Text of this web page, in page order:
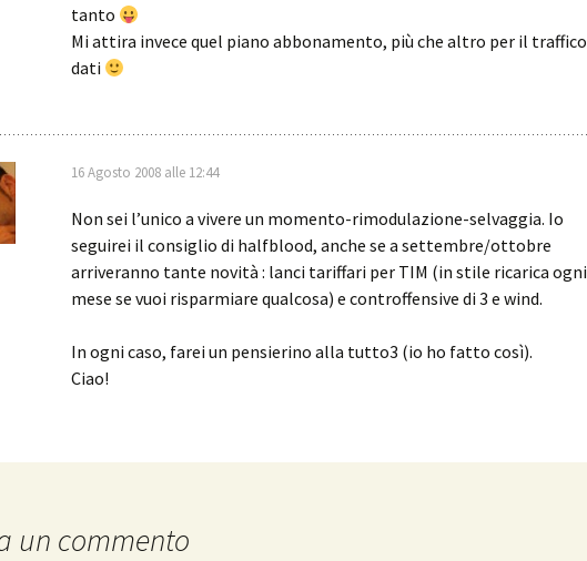
tanto
Mi attira invece quel piano abbonamento, più che altro per il traffico
dati
16 Agosto 2008 alle 12:44
Non sei l’unico a vivere un momento-rimodulazione-selvaggia. Io
seguirei il consiglio di halfblood, anche se a settembre/ottobre
arriveranno tante novità : lanci tariffari per TIM (in stile ricarica ogni
mese se vuoi risparmiare qualcosa) e controffensive di 3 e wind.
In ogni caso, farei un pensierino alla tutto3 (io ho fatto così).
Ciao!
un commento